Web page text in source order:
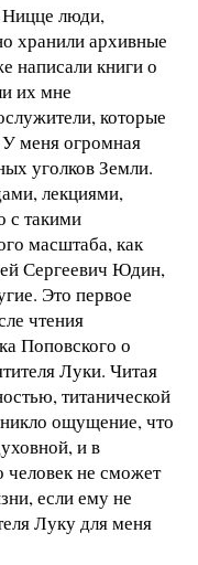
Ницце люди,
хранили архивные
написали книги о
их мне
которые
меня огромная
уголков Земли.
лекциями,
с такими
масштаба, как
Сергеевич Юдин,
Это первое
чтения
Поповского о
Луки. Читая
титанической
ощущение, что
и в
человек не сможет
если ему не
Луку для меня